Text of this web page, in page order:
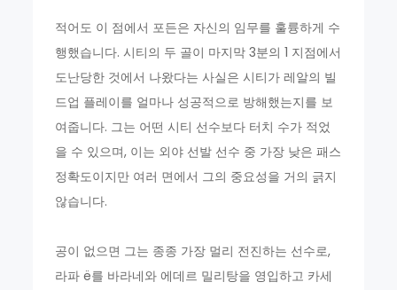
적어도 이 점에서 포든은 자신의 임무를 훌륭하게 수
행했습니다. 시티의 두 골이 마지막 3분의 1 지점에서
도난당한 것에서 나왔다는 사실은 시티가 레알의 빌
드업 플레이를 얼마나 성공적으로 방해했는지를 보
여줍니다. 그는 어떤 시티 선수보다 터치 수가 적었
을 수 있으며, 이는 외야 선발 선수 중 가장 낮은 패스
정확도이지만 여러 면에서 그의 중요성을 거의 긁지
않습니다.
공이 없으면 그는 종종 가장 멀리 전진하는 선수로,
라파 ë를 바라네와 에데르 밀리탕을 영입하고 카세